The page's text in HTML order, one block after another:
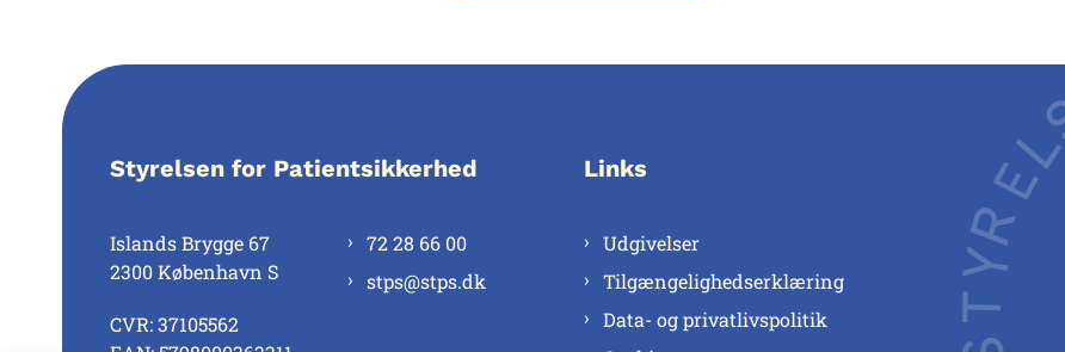
Styrelsen for Patientsikkerhed
Islands Brygge 67
2300 København S
CVR: 37105562
72 28 66 00
stps@stps.dk
Links
Udgivelser
Tilgængelighedserklæring
Data- og privatlivspolitik